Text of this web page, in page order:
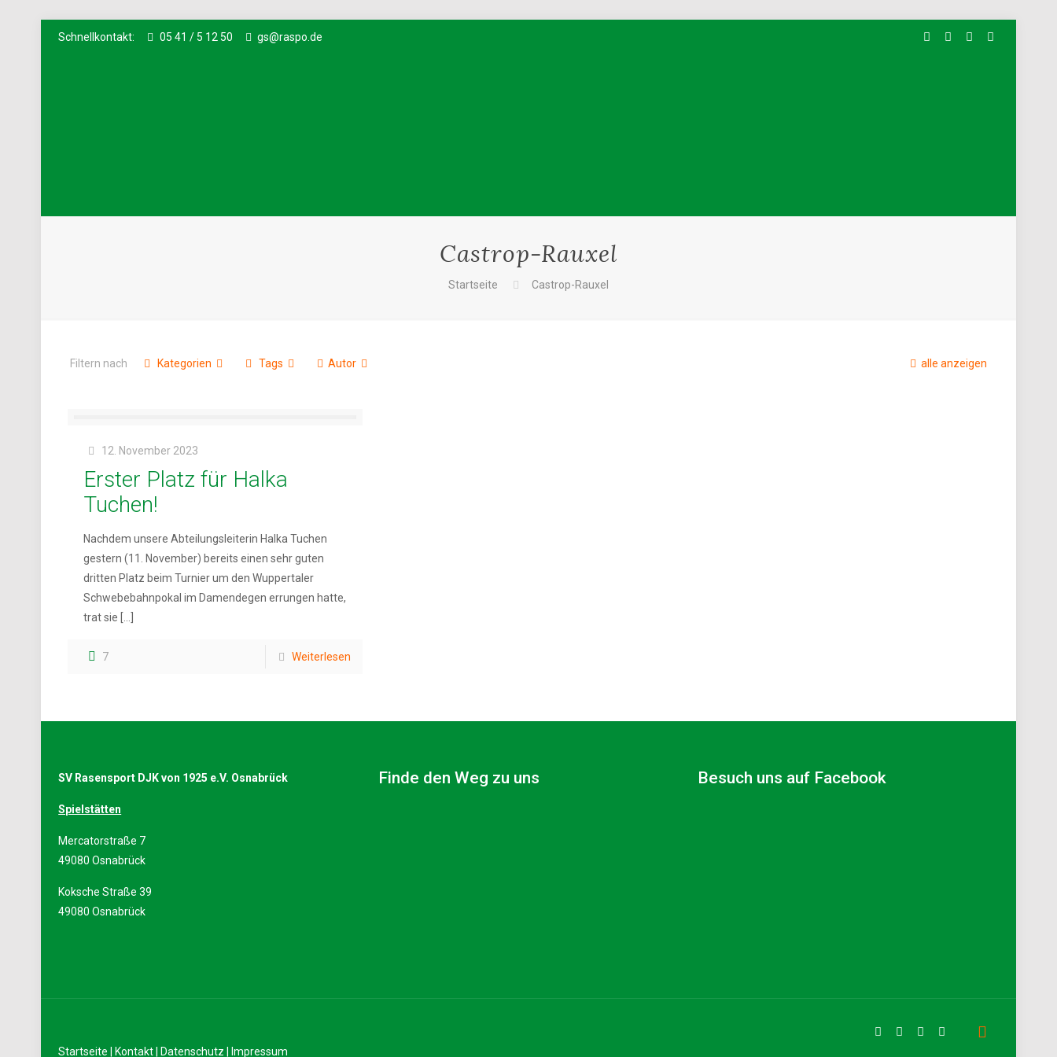
Schnellkontakt: 05 41 / 5 12 50 gs@raspo.de
Castrop-Rauxel
Startseite Castrop-Rauxel
Filtern nach Kategorien Tags Autor alle anzeigen
12. November 2023
Erster Platz für Halka
Tuchen!
Nachdem unsere Abteilungsleiterin Halka Tuchen
gestern (11. November) bereits einen sehr guten
dritten Platz beim Turnier um den Wuppertaler
Schwebebahnpokal im Damendegen errungen hatte,
trat sie
7 Weiterlesen
SV Rasensport DJK von 1925 e.V. Osnabrück
Spielstätten
Mercatorstraße 7
49080 Osnabrück
Koksche Straße 39
49080 Osnabrück
Finde den Weg zu uns Besuch uns auf Facebook
Startseite Kontakt Datenschutz Impressum